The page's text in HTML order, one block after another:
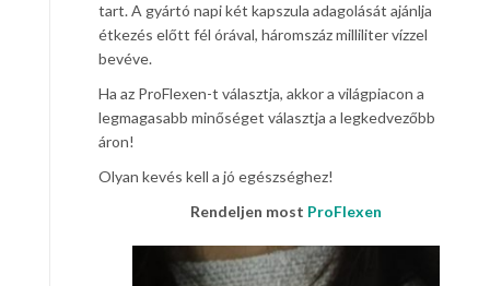
tart. A gyártó napi két kapszula adagolását ajánlja
étkezés előtt fél órával, háromszáz milliliter vízzel
bevéve.
Ha az ProFlexen-t választja, akkor a világpiacon a
legmagasabb minőséget választja a legkedvezőbb
áron!
Olyan kevés kell a jó egészséghez!
Rendeljen most ProFlexen